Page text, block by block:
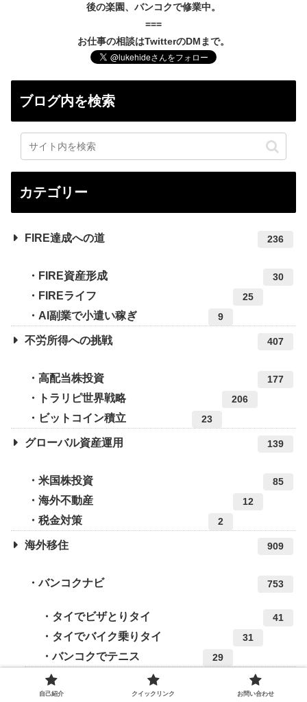
後の楽園、バンコクで修業中。
===
お仕事の相談はTwitterのDMまで。
ブログ内を検索
カテゴリー
FIRE達成への道 236
FIRE資産形成 30
FIREライフ 25
AI副業で小遣い稼ぎ 9
不労所得への挑戦 407
高配当株投資 177
トラリピ世界戦略 206
ビットコイン積立 23
グローバル資産運用 139
米国株投資 85
海外不動産 12
税金対策 2
海外移住 909
バンコクナビ 753
タイでビザとりタイ 41
タイでバイク乗りタイ 31
バンコクでテニス 29
海外在住日本人
自己紹介 クイックリンク お問い合わせ